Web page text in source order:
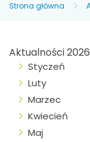
Strona główna
Aktualności 2026
Styczeń
Luty
Marzec
Kwiecień
Maj